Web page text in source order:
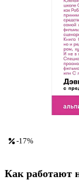
-17%
Как работают